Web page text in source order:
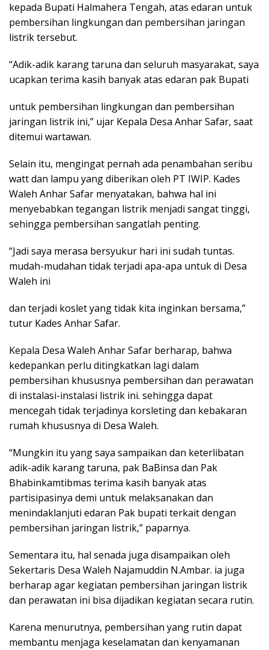
kepada Bupati Halmahera Tengah, atas edaran untuk
pembersihan lingkungan dan pembersihan jaringan
listrik tersebut.
“Adik-adik karang taruna dan seluruh masyarakat, saya
ucapkan terima kasih banyak atas edaran pak Bupati
untuk pembersihan lingkungan dan pembersihan
jaringan listrik ini,” ujar Kepala Desa Anhar Safar, saat
ditemui wartawan.
Selain itu, mengingat pernah ada penambahan seribu
watt dan lampu yang diberikan oleh PT IWIP. Kades
Waleh Anhar Safar menyatakan, bahwa hal ini
menyebabkan tegangan listrik menjadi sangat tinggi,
sehingga pembersihan sangatlah penting.
“Jadi saya merasa bersyukur hari ini sudah tuntas.
mudah-mudahan tidak terjadi apa-apa untuk di Desa
Waleh ini
dan terjadi koslet yang tidak kita inginkan bersama,”
tutur Kades Anhar Safar.
Kepala Desa Waleh Anhar Safar berharap, bahwa
kedepankan perlu ditingkatkan lagi dalam
pembersihan khususnya pembersihan dan perawatan
di instalasi-instalasi listrik ini. sehingga dapat
mencegah tidak terjadinya korsleting dan kebakaran
rumah khususnya di Desa Waleh.
“Mungkin itu yang saya sampaikan dan keterlibatan
adik-adik karang taruna, pak BaBinsa dan Pak
Bhabinkamtibmas terima kasih banyak atas
partisipasinya demi untuk melaksanakan dan
menindaklanjuti edaran Pak bupati terkait dengan
pembersihan jaringan listrik,” paparnya.
Sementara itu, hal senada juga disampaikan oleh
Sekertaris Desa Waleh Najamuddin N.Ambar. ia juga
berharap agar kegiatan pembersihan jaringan listrik
dan perawatan ini bisa dijadikan kegiatan secara rutin.
Karena menurutnya, pembersihan yang rutin dapat
membantu menjaga keselamatan dan kenyamanan